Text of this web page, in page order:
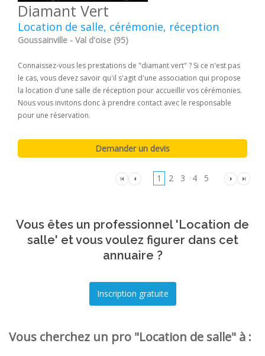
Diamant Vert
Location de salle, cérémonie, réception
Goussainville - Val d'oise (95)
Connaissez-vous les prestations de "diamant vert" ? Si ce n'est pas
le cas, vous devez savoir qu'il s'agit d'une association qui propose
la location d'une salle de réception pour accueillir vos cérémonies.
Nous vous invitons donc à prendre contact avec le responsable
pour une réservation.
1 2 3 4 5
Vous êtes un professionnel 'Location de
salle' et vous voulez figurer dans cet
annuaire ?
Vous cherchez un pro "Location de salle" à :